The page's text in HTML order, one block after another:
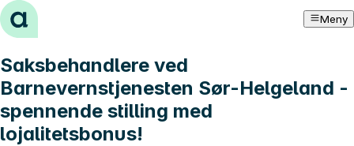
Hopp til innhold Meny
Saksbehandlere ved
Barnevernstjenesten Sør-Helgeland -
spennende stilling med
lojalitetsbonus!